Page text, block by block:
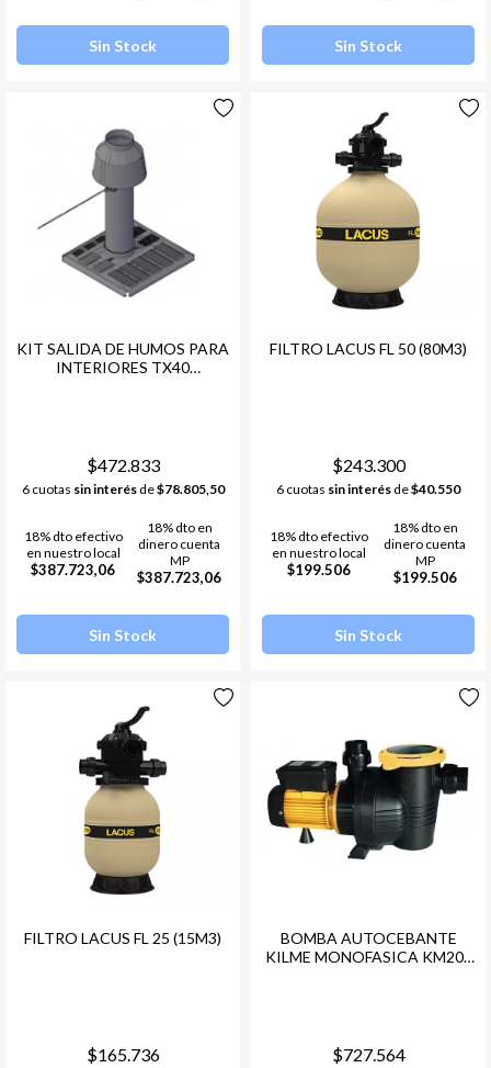
Sin Stock Sin Stock
KIT SALIDA DE HUMOS PARA
INTERIORES TX40
$472.833
6 cuotas sin interésde$78.805,50
18% dto efectivo
en nuestro local
$387.723,06
18% dto en
dinero cuenta
MP
$387.723,06
Sin Stock
FILTRO LACUS FL 50 (80M3)
$243.300
6 cuotas sin interés de$40.550
18% dto efectivo
en nuestro local
$199.506
18% dto en
dinero cuenta
MP
$199.506
Sin Stock
FILTRO LACUS FL 25 (15M3)
$165.736
BOMBA AUTOCEBANTE
KILME MONOFASICA KM200
$727.564